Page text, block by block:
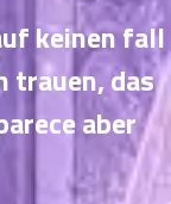
keinen fall
trauen, das
aber